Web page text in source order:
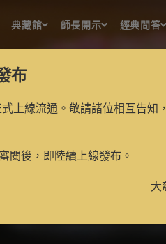
典藏館 師長開示 經典問答
布
上線流通。敬請諸位相互告知
閱後，即陸續上線發布。
大